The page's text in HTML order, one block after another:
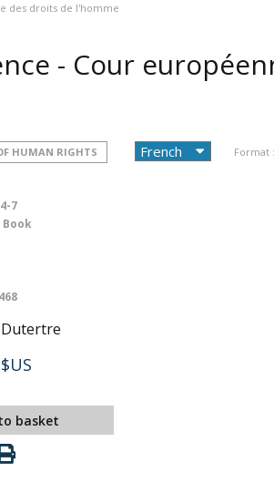
des droits de l'homme
- Cour
HUMAN RIGHTS Format :
7
Book
468
basket